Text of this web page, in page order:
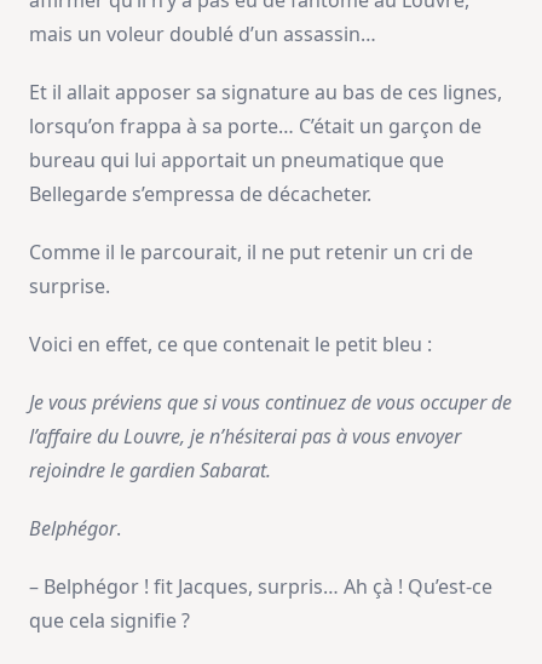
mais un voleur doublé d’un assassin…
Et il allait apposer sa signature au bas de ces lignes,
lorsqu’on frappa à sa porte… C’était un garçon de
bureau qui lui apportait un pneumatique que
Bellegarde s’empressa de décacheter.
Comme il le parcourait, il ne put retenir un cri de
surprise.
Voici en effet, ce que contenait le petit bleu :
Je vous préviens que si vous continuez de vous occuper de
l’affaire du Louvre, je n’hésiterai pas à vous envoyer
rejoindre le gardien Sabarat.
Belphégor.
– Belphégor ! fit Jacques, surpris… Ah çà ! Qu’est-ce
que cela signifie ?